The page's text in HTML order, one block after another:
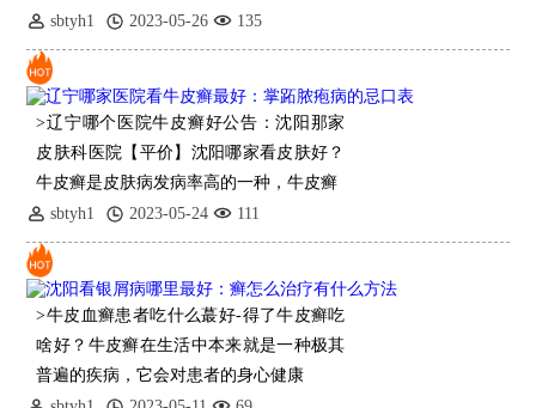
多患者不能及时分辨清楚，导致病情加重
或治疗不当。脓疱性银屑病是一种较为严
重
sbtyh1 2023-05-26 135
>辽宁哪个医院牛皮癣好公告：沈阳那家
皮肤科医院【平价】沈阳哪家看皮肤好？
牛皮癣是皮肤病发病率高的一种，牛皮癣
sbtyh1
2023-05-24 111
>牛皮血癣患者吃什么蕞好-得了牛皮癣吃
啥好？牛皮癣在生活中本来就是一种极其
普遍的疾病，它会对患者的身心健康